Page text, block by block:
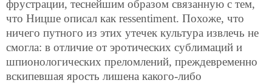
фрустрации, теснейшим образом связанную с тем,
что Ницше описал как ressentiment. Похоже, что
ничего путного из этих утечек культура извлечь не
смогла: в отличие от эротических сублимаций и
шпионологических преломлений, преждевременно
вскипевшая ярость лишена какого-либо